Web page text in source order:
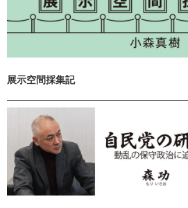
展示空間採集記